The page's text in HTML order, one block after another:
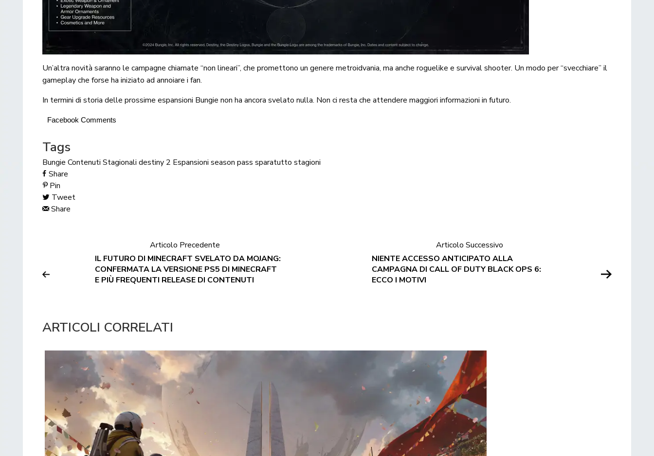
Un’altra novità saranno le campagne chiamate “non lineari”, che promettono un genere metroidvania, ma anche roguelike e survival shooter. Un modo per “svecchiare” il
gameplay che forse ha iniziato ad annoiare i fan.
In termini di storia delle prossime espansioni Bungie non ha ancora svelato nulla. Non ci resta che attendere maggiori informazioni in futuro.
Facebook Comments
Tags
Bungie Contenuti Stagionali destiny 2 Espansioni season pass sparatutto stagioni
Share
Pin
Tweet
Share
Articolo Precedente
IL FUTURO DI MINECRAFT SVELATO DA MOJANG:
CONFERMATA LA VERSIONE PS5 DI MINECRAFT
E PIÙ FREQUENTI RELEASE DI CONTENUTI
Articolo Successivo
NIENTE ACCESSO ANTICIPATO ALLA
CAMPAGNA DI CALL OF DUTY BLACK OPS 6:
ECCO I MOTIVI
ARTICOLI CORRELATI